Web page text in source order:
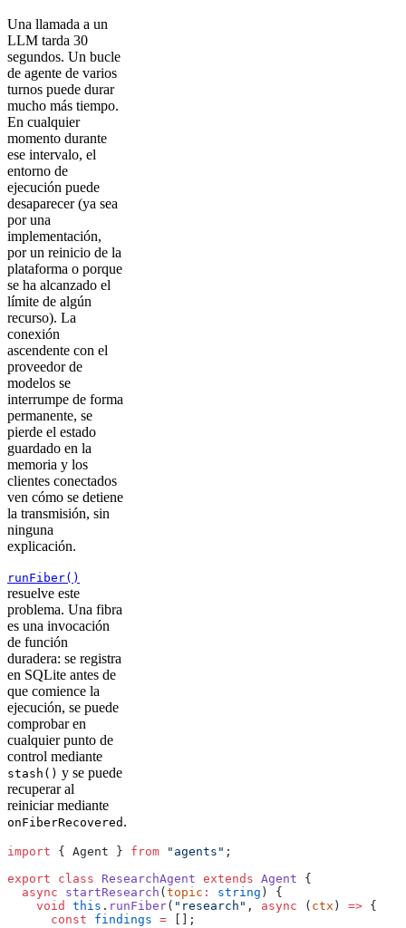
Una llamada a un
LLM tarda 30
segundos. Un bucle
de agente de varios
turnos puede durar
mucho más tiempo.
En cualquier
momento durante
ese intervalo, el
entorno de
ejecución puede
desaparecer (ya sea
por una
implementación,
por un reinicio de la
plataforma o porque
se ha alcanzado el
límite de algún
recurso). La
conexión
ascendente con el
proveedor de
modelos se
interrumpe de forma
permanente, se
pierde el estado
guardado en la
memoria y los
clientes conectados
ven cómo se detiene
la transmisión, sin
ninguna
explicación.
runFiber()
resuelve este
problema. Una fibra
es una invocación
de función
duradera: se registra
en SQLite antes de
que comience la
ejecución, se puede
comprobar en
cualquier punto de
control mediante
stash() y se puede
recuperar al
reiniciar mediante
onFiberRecovered .
import { Agent } from "agents" ;
export class ResearchAgent extends Agent {
  async
startResearch ( topic : string ) {
    void
this . runFiber( "research" , async ( ctx ) => {
      const
findings = [];